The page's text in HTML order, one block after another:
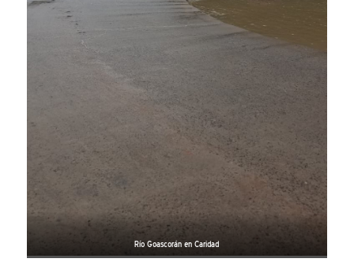
Río Goascorán en Caridad